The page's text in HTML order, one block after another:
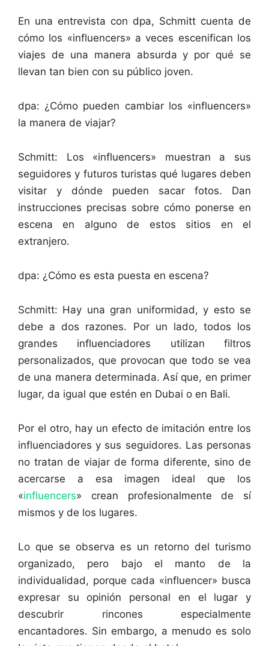
En una entrevista con dpa, Schmitt cuenta de
cómo los «influencers» a veces escenifican los
viajes de una manera absurda y por qué se
llevan tan bien con su público joven.
dpa: ¿Cómo pueden cambiar los «influencers»
la manera de viajar?
Schmitt: Los «influencers» muestran a sus
seguidores y futuros turistas qué lugares deben
visitar y dónde pueden sacar fotos. Dan
instrucciones precisas sobre cómo ponerse en
escena en alguno de estos sitios en el
extranjero.
dpa: ¿Cómo es esta puesta en escena?
Schmitt: Hay una gran uniformidad, y esto se
debe a dos razones. Por un lado, todos los
grandes influenciadores utilizan filtros
personalizados, que provocan que todo se vea
de una manera determinada. Así que, en primer
lugar, da igual que estén en Dubai o en Bali.
Por el otro, hay un efecto de imitación entre los
influenciadores y sus seguidores. Las personas
no tratan de viajar de forma diferente, sino de
acercarse a esa imagen ideal que los
«influencers» crean profesionalmente de sí
mismos y de los lugares.
Lo que se observa es un retorno del turismo
organizado, pero bajo el manto de la
individualidad, porque cada «influencer» busca
expresar su opinión personal en el lugar y
descubrir rincones especialmente
encantadores. Sin embargo, a menudo es solo